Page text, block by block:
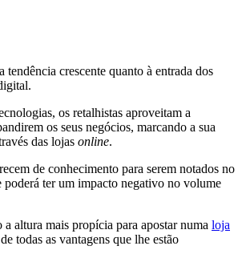
tendência crescente quanto à entrada dos
os retalhistas aproveitam a
os seus negócios, marcando a sua
das lojas online.
de conhecimento para serem notados no
poderá ter um impacto negativo no volume
a altura mais propícia para apostar numa loja
todas as vantagens que lhe estão